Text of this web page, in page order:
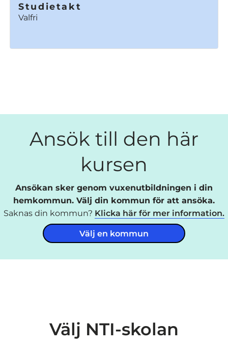
Studietakt
Valfri
Ansök till den här
kursen
Ansökan sker genom vuxenutbildningen i din
hemkommun. Välj din kommun för att ansöka.
Saknas din kommun? Klicka här för mer information.
Välj en kommun
Välj NTI-skolan